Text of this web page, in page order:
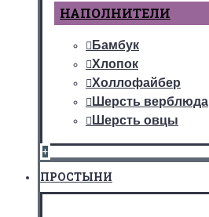
НАПОЛНИТЕЛИ
Бамбук
Хлопок
Холлофайбер
Шерсть верблюда
Шерсть овцы
+
ПРОСТЫНИ